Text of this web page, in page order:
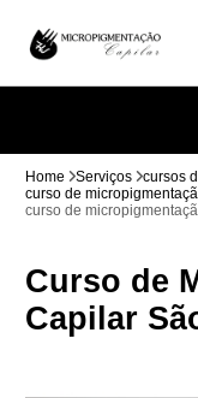
Home Serviços
cursos
curso de
curso de
Curso de
Capilar